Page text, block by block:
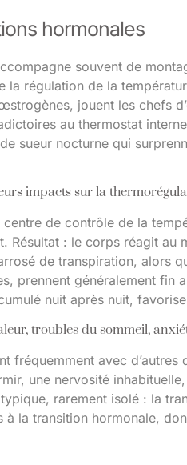
hormonales
souvent de
la régulation de la
jouent les chefs
au thermostat
sueur nocturne qui
impacts sur la
de contrôle de la
Résultat : le corps réagit au
de transpiration, alors
prennent généralement fin
nuit après nuit,
troubles du sommeil,
fréquemment avec d’autres
une nervosité
rarement isolé : la
la transition hormonale,